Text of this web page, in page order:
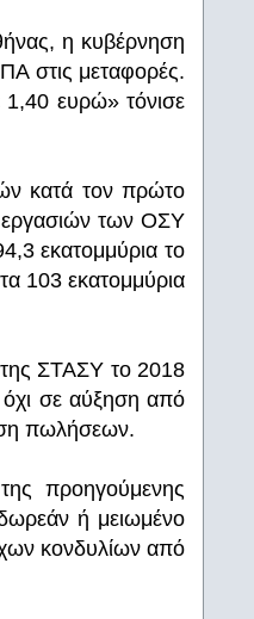
η κυβέρνηση
στις μεταφορές.
ευρώ» τόνισε
κατά τον πρώτο
εργασιών των ΟΣΥ
εκατομμύρια το
103 εκατομμύρια
ΣΤΑΣΥ το 2018
όχι σε αύξηση από
πωλήσεων.
προηγούμενης
ή μειωμένο
κονδυλίων από